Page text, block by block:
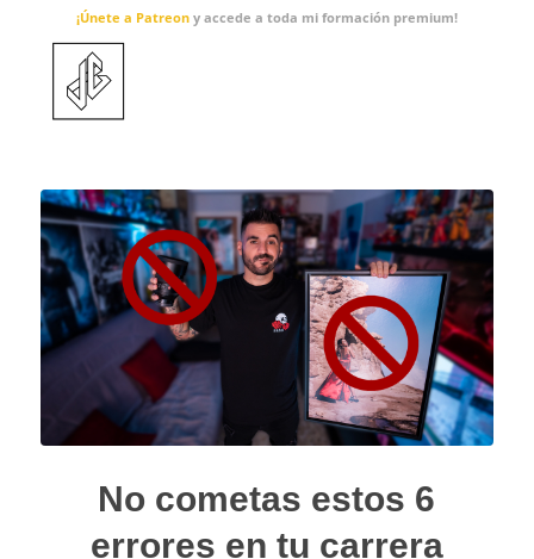
¡Únete a Patreon y accede a toda mi formación premium!
No cometas estos 6
errores en tu carrera